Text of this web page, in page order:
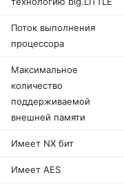
Поток выполнения
процессора
Максимальное
количество
поддерживаемой
внешней памяти
Имеет NX бит
Имеет AES